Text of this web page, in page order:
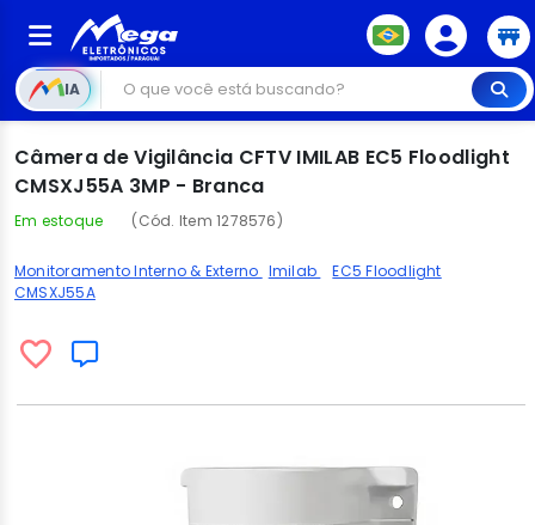
IA
Câmera de Vigilância CFTV IMILAB EC5 Floodlight
CMSXJ55A 3MP - Branca
Em estoque (Cód. Item 1278576)
Monitoramento Interno & Externo Imilab
EC5 Floodlight
CMSXJ55A